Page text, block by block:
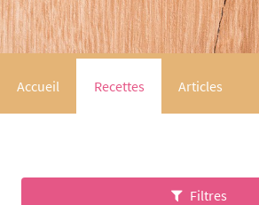
Accueil Recettes Articles
Filtres